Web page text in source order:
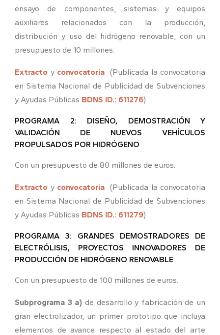
ensayo de componentes, sistemas y equipos
auxiliares relacionados con la producción,
distribución y uso del hidrógeno renovable, con un
presupuesto de 10 millones.
Extracto y convocatoria (Publicada la convocatoria
en Sistema Nacional de Publicidad de Subvenciones
y Ayudas Públicas BDNS ID.: 611276)
PROGRAMA 2: DISEÑO, DEMOSTRACIÓN Y
VALIDACIÓN DE NUEVOS VEHÍCULOS
PROPULSADOS POR HIDRÓGENO
Con un presupuesto de 80 millones de euros.
Extracto y convocatoria (Publicada la convocatoria
en Sistema Nacional de Publicidad de Subvenciones
y Ayudas Públicas BDNS ID.: 611279)
PROGRAMA 3: GRANDES DEMOSTRADORES DE
ELECTRÓLISIS, PROYECTOS INNOVADORES DE
PRODUCCIÓN DE HIDRÓGENO RENOVABLE
Con un presupuesto de 100 millones de euros.
Subprograma 3 a) de desarrollo y fabricación de un
gran electrolizador, un primer prototipo que incluya
elementos de avance respecto al estado del arte